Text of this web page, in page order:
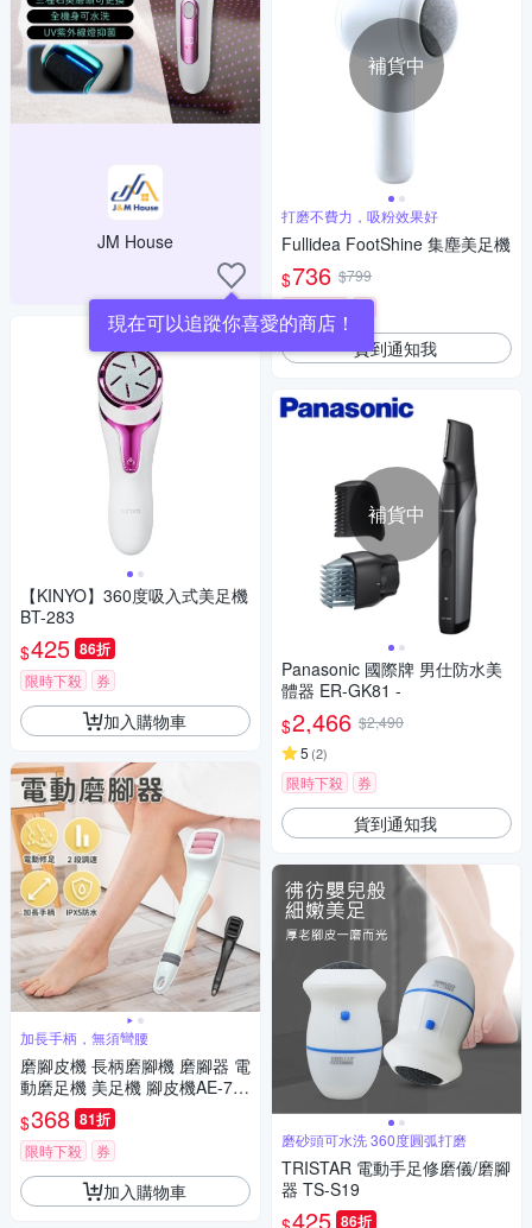
JM House
現在可以追蹤你喜愛的商店！
【KINYO】360度吸入式美足機
BT-283
$425 86折
限時下殺 券
加入購物車
加長手柄，無須彎腰
磨腳皮機 長柄磨腳機 磨腳器 電
動磨足機 美足機 腳皮機AE-71
$368 81折
限時下殺 券
加入購物車
補貨中
打磨不費力，吸粉效果好
Fullidea FootShine 集塵美足機
$736 $799
券
貨到通知我
補貨中
Panasonic 國際牌 男仕防水美
體器 ER-GK81 -
$2,466 $2,490
5 (2)
限時下殺 券
貨到通知我
磨砂頭可水洗 360度圓弧打磨
TRISTAR 電動手足修磨儀/磨腳
器 TS-S19
425 86折